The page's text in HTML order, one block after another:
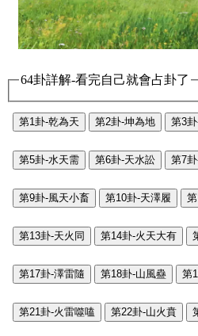
64卦詳解-看完自己就會占卦了
第1卦-乾為天 第2卦-坤為地 第3
第5卦-水天需 第6卦-天水訟 第7
第9卦-風天小畜 第10卦-天澤履
第13卦-天火同 第14卦-火天大有
第17卦-澤雷隨 第18卦-山風蠱 第
第21卦-火雷噬嗑 第22卦-山火賁